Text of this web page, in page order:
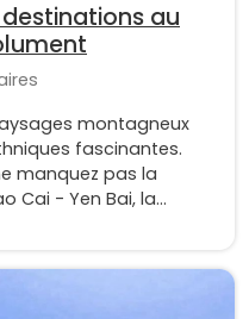
au
montagneux
fascinantes.
manquez pas la
Cai - Yen Bai, la